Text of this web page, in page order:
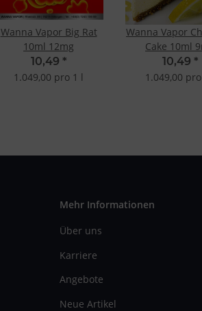
Wanna Vapor Big Rat
10ml 12mg
10,49 *
1.049,00 pro 1 l
Wanna Vapor
Cake 10ml
10,49 *
1.049,00
Mehr Informationen
Über uns
Karriere
Angebote
Neue Artikel